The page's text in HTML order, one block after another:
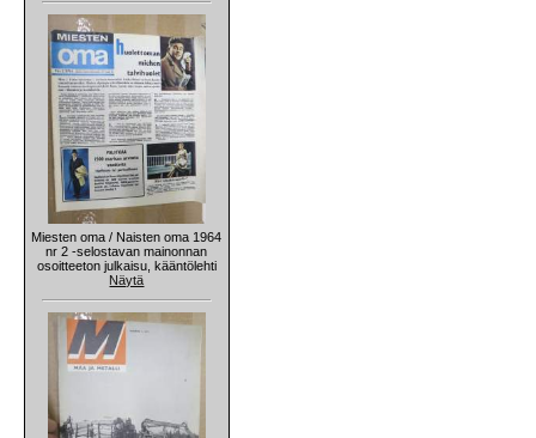
Miesten oma / Naisten oma 1964
nr 2 -selostavan mainonnan
osoitteeton julkaisu, kääntölehti
Näytä